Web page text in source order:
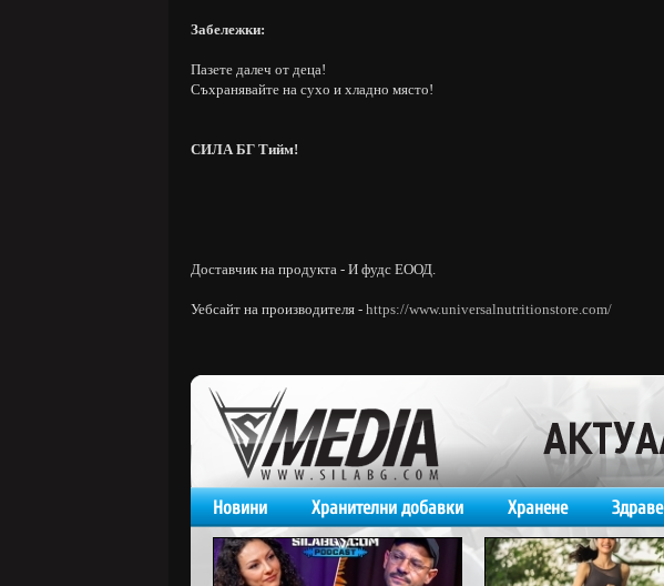
Забележки:
Пазете далеч от деца!
Съхранявайте на сухо и хладно място!
СИЛА БГ Тийм!
Доставчик на продукта - И фудс ЕООД.
Уебсайт на производителя - https://www.universalnutritionstore.com/
Новини Хранителни добавки Хранене Здраве